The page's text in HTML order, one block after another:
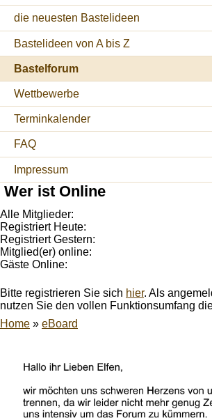
die neuesten Bastelideen
Bastelideen von A bis Z
Bastelforum
Wettbewerbe
Terminkalender
FAQ
Impressum
Wer ist Online
Alle Mitglieder:
Registriert Heute:
Registriert Gestern:
Mitglied(er) online:
Gäste Online:
Bitte registrieren Sie sich hier. Als
nutzen Sie den vollen Funktionsumfang
Home » eBoard